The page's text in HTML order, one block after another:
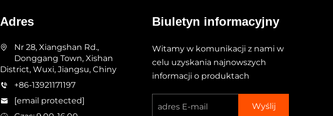
Adres
Nr 28, Xiangshan Rd.,
Donggang Town, Xishan
District, Wuxi, Jiangsu, Chiny
+86-13921171197
[email protected]
Biuletyn informacyjny
Witamy w komunikacji z nami w
celu uzyskania najnowszych
informacji o produktach
Wyślij